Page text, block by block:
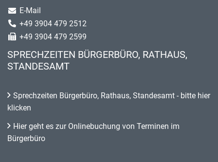
E-Mail
+49 3904 479 2512
+49 3904 479 2599
SPRECHZEITEN BÜRGERBÜRO, RATHAUS,
STANDESAMT
Sprechzeiten Bürgerbüro, Rathaus, Standesamt - bitte hier
klicken
Hier geht es zur Onlinebuchung von Terminen im
Bürgerbüro